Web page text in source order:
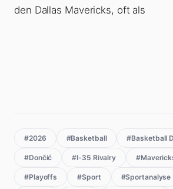
den Dallas Mavericks, oft als
#2026 #Basketball #Basketball
#Dončić #I-35 Rivalry
#Playoffs #Sport #Sportanalyse